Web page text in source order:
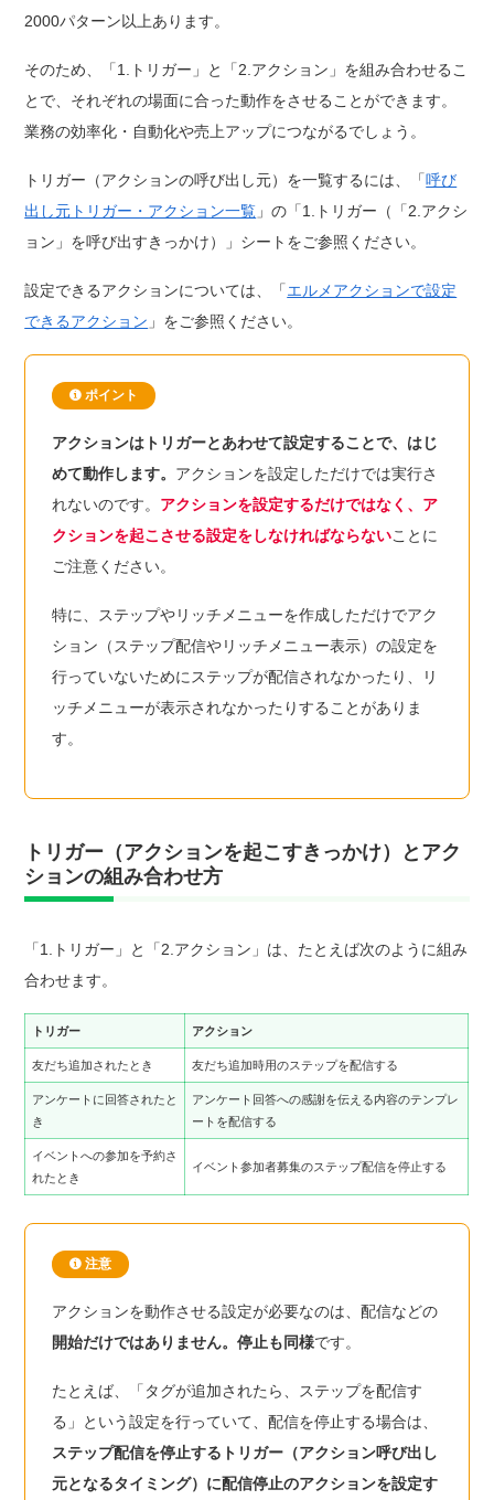
2000パターン以上あります。
そのため、「1.トリガー」と「2.アクション」を組み合わせるこ
とで、それぞれの場面に合った動作をさせることができます。
業務の効率化・自動化や売上アップにつながるでしょう。
トリガー（アクションの呼び出し元）を一覧するには、「呼び
出し元トリガー・アクション一覧 」の「1.トリガー（「2.アクシ
ョン」を呼び出すきっかけ）」シートをご参照ください。
設定できるアクションについては、「エルメアクションで設定
できるアクション 」をご参照ください。
ポイント
アクションはトリガーとあわせて設定することで、はじ
めて動作します。 アクションを設定しただけでは実行さ
れないのです。 アクションを設定するだけではなく、ア
クションを起こさせる設定をしなければならないことに
ご注意ください。
特に、ステップやリッチメニューを作成しただけでアク
ション（ステップ配信やリッチメニュー表示）の設定を
行っていないためにステップが配信されなかったり、リ
ッチメニューが表示されなかったりすることがありま
す。
トリガー（アクションを起こすきっかけ）とアク
ションの組み合わせ方
「1.トリガー」と「2.アクション」は、たとえば次のように組み
合わせます。
トリガー アクション
友だち追加されたとき 友だち追加時用のステップを配信する
アンケートに回答されたと
き
アンケート回答への感謝を伝える内容のテンプレ
ートを配信する
イベントへの参加を予約さ
れたとき
イベント参加者募集のステップ配信を停止する
注意
アクションを動作させる設定が必要なのは、配信などの
開始だけではありません。停止も同様です。
たとえば、「タグが追加されたら、ステップを配信す
る」という設定を行っていて、配信を停止する場合は、
ステップ配信を停止するトリガー（アクション呼び出し
元となるタイミング）に配信停止のアクションを設定す